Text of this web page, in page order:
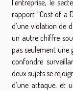
l’entreprise, le
rapport “Cost of a
d’une violation de
un autre chiffre
pas seulement une
confondre
deux sujets se
d’une attaque, et